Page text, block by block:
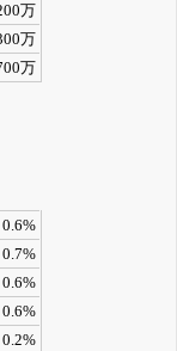
万
万
万
0.6%
0.7%
0.6%
0.6%
0.2%